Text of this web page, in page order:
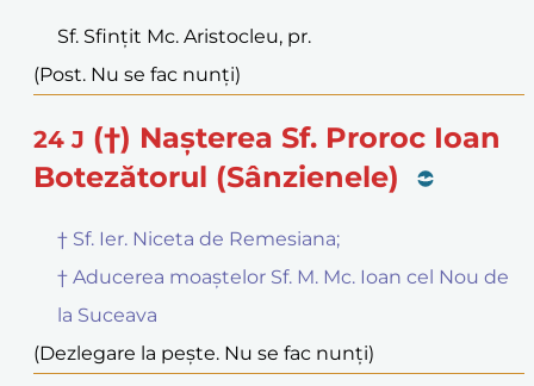
Sf. Sfințit Mc. Aristocleu, pr.
(Post. Nu se fac nunți)
24 J (†) Nașterea Sf. Proroc Ioan
Botezătorul (Sânzienele)
† Sf. Ier. Niceta de Remesiana;
† Aducerea moaștelor Sf. M. Mc. Ioan cel Nou de
la Suceava
(Dezlegare la pește. Nu se fac nunți)